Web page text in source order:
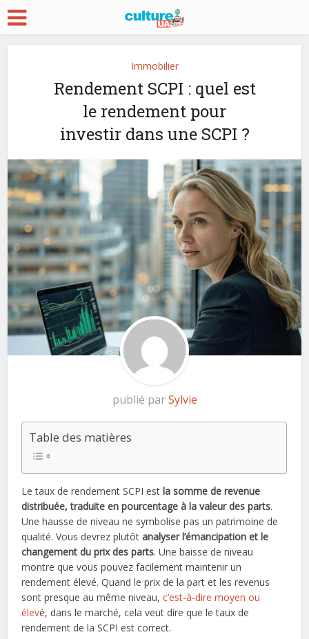
Immobilier
Rendement SCPI : quel est
le rendement pour
investir dans une SCPI ?
publié parSylvie
Table des matières
Le taux de rendement SCPI estla somme de revenue
distribuée, traduite en pourcentage à la valeur des parts.
Une hausse de niveau ne symbolise pas un patrimoine de
qualité. Vous devrez plutôtanalyser l’émancipation et le
changement du prix des parts. Une baisse de niveau
montre que vous pouvez facilement maintenir un
rendement élevé. Quand le prix de la part et les revenus
sont presque au même niveau, c’est-à-dire moyen ou
élevé, dans le marché, cela veut dire que le taux de
rendement de la SCPI est correct.